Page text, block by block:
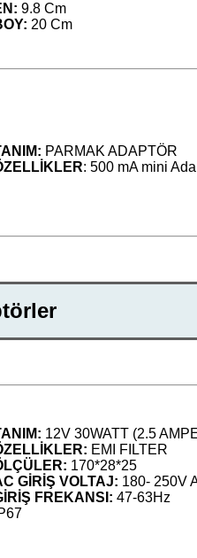
9.8 Cm
20 Cm
PARMAK ADAPTÖR
: 500 mA mini
12V 30WATT (2.5
EMI FILTER
170*28*25
GİRİŞ VOLTAJ: 180- 250V
FREKANSI: 47-63Hz